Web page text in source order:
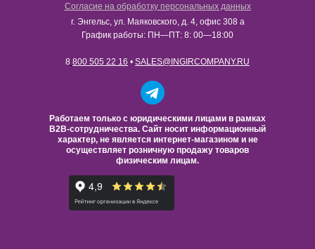
Согласие на обработку персональных данных
Работаем только с юридическими лицами в рамках
B2B-сотрудничества. Сайт носит информационный
характер, не является интернет-магазином и не
осуществляет розничную продажу товаров
физическим лицам.
г. Энгельс, ул. Маяковского, д. 4, офис 308 а
График работы: ПН—ПТ: 8: 00—18:00
8 800 505 22 16 • SALES@INGIRCOMPANY.RU